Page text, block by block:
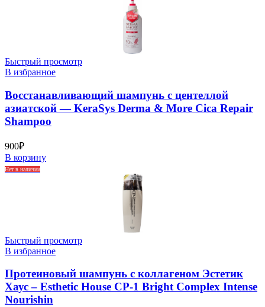
Быстрый просмотр
В избранное
Восстанавливающий шампунь с центеллой
азиатской — KeraSys Derma & More Cica Repair
Shampoo
900₽
В корзину
Нет в наличии
Быстрый просмотр
В избранное
Протеиновый шампунь с коллагеном Эстетик
Хаус – Esthetic House CP-1 Bright Complex Intense
Nourishin